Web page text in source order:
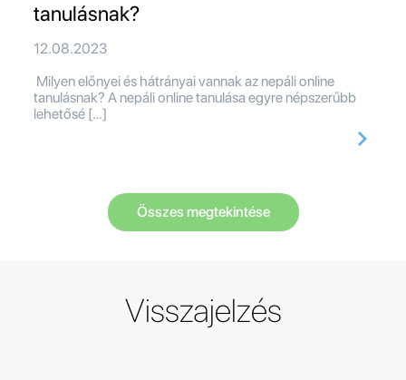
tanulásnak?
12.08.2023
Milyen előnyei és hátrányai vannak az nepáli online
tanulásnak? A nepáli online tanulása egyre népszerűbb
lehetősé […]
Összes megtekintése
Visszajelzés